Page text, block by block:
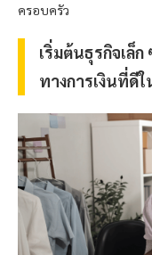
ครอบครัว
เริ่มต้นธุรกิจเล็
ทางการเงินที่ดี